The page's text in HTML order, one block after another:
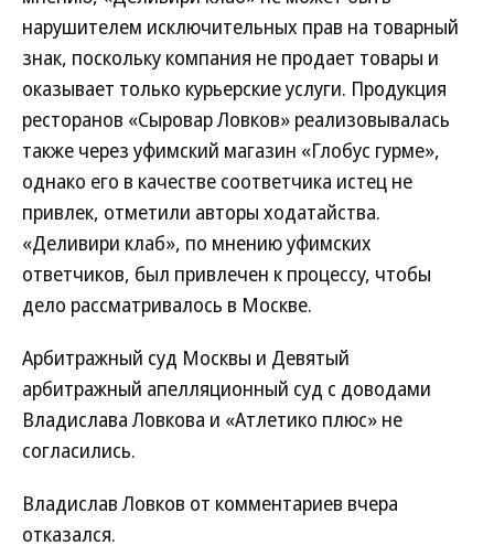
нарушителем исключительных прав на товарный
знак, поскольку компания не продает товары и
оказывает только курьерские услуги. Продукция
ресторанов «Сыровар Ловков» реализовывалась
также через уфимский магазин «Глобус гурме»,
однако его в качестве соответчика истец не
привлек, отметили авторы ходатайства.
«Деливири клаб», по мнению уфимских
ответчиков, был привлечен к процессу, чтобы
дело рассматривалось в Москве.
Арбитражный суд Москвы и Девятый
арбитражный апелляционный суд с доводами
Владислава Ловкова и «Атлетико плюс» не
согласились.
Владислав Ловков от комментариев вчера
отказался.